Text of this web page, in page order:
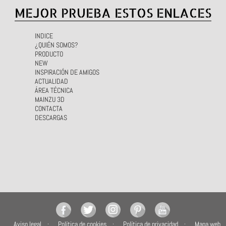
MEJOR PRUEBA ESTOS ENLACES
INDICE
¿QUIÉN SOMOS?
PRODUCTO
NEW
INSPIRACIÓN DE AMIGOS
ACTUALIDAD
ÁREA TÉCNICA
MAINZU 3D
CONTACTA
DESCARGAS
Aviso legal Política de cookies Política de privacidad Mapa web